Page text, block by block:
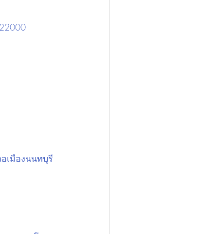
เมืองนนทบุรี